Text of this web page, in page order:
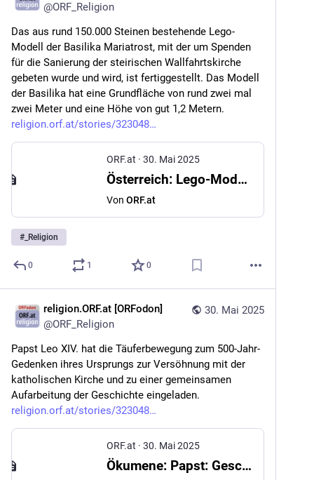
@ORF_Religion
Das aus rund 150.000 Steinen bestehende Lego-
Modell der Basilika Mariatrost, mit der um Spenden
für die Sanierung der steirischen Wallfahrtskirche
gebeten wurde und wird, ist fertiggestellt. Das Modell
der Basilika hat eine Grundfläche von rund zwei mal
zwei Meter und eine Höhe von gut 1,2 Metern.
religion.orf.at/stories/323048
ORF.at · 30. Mai 2025
Österreich: Lego-Modell von Basilika Mariatrost fertig
Von ORF.at
# _Religion
0 1 0
30. Mai 2025
religion.ORF.at [ORFodon]
@ORF_Religion
Papst Leo XIV. hat die Täuferbewegung zum 500-Jahr-
Gedenken ihres Ursprungs zur Versöhnung mit der
katholischen Kirche und zu einer gemeinsamen
Aufarbeitung der Geschichte eingeladen.
religion.orf.at/stories/323048
ORF.at · 30. Mai 2025
Ökumene: Papst: Geschichte mit Täuferbewegung aufarbeiten